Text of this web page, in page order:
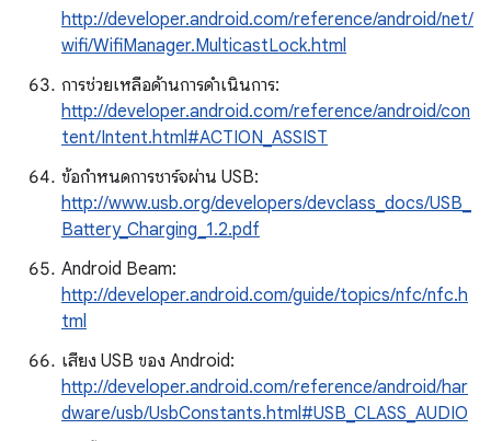
http://developer.android.com/reference/android/net/
wifi/WifiManager.MulticastLock.html
การช่วยเหลือด้านการดําเนินการ:
http://developer.android.com/reference/android/con
tent/Intent.html#ACTION_ASSIST
ข้อกำหนดการชาร์จผ่าน USB:
http://www.usb.org/developers/devclass_docs/USB_
Battery_Charging_1.2.pdf
Android Beam:
http://developer.android.com/guide/topics/nfc/nfc.h
tml
เสียง USB ของ Android:
http://developer.android.com/reference/android/har
dware/usb/UsbConstants.html#USB_CLASS_AUDIO